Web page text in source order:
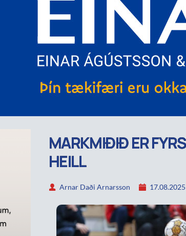
MARKMIÐIÐ ER
HEILL
Arnar Daði Arnarsson 17.08.2025